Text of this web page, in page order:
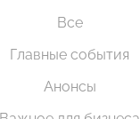
Все
Главные события
Анонсы